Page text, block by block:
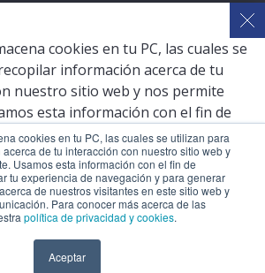
cookies en tu PC, las cuales se utilizan para
de tu interacción con nuestro sitio web y
Usamos esta información con el fin de
tu experiencia de navegación y para generar
de nuestros visitantes en este sitio web y
Para conocer más acerca de las
política de privacidad y cookies.
Aceptar
(SGA)
Universidad Católica San Pablo – RUC:
cookies en tu PC, las cuales se
información acerca de tu
nuestro sitio web y nos permite
esta información con el fin de
tu experiencia de navegación y
y métricas acerca de nuestros
sitio web y otros medios de
conocer más acerca de las cookies,
política de privacidad y cookies
Aceptar